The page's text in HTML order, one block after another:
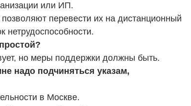
или ИП.
перевести их на дистанционный
нетрудоспособности.
но меры поддержки должны быть.
надо подчиняться указам,
в Москве.